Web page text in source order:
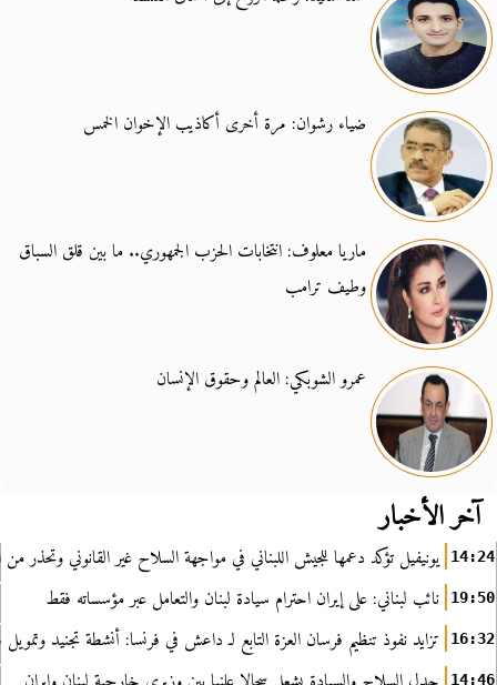
ضياء رشوان: مرة أخرى أكاذيب الإخوان الخمس
ماريا معلوف: انتخابات الحزب الجمهوري.. ما بين قلق السباق
وطيف ترامب
عمرو الشوبكي: العالم وحقوق الإنسان
آخر الأخبار
14:24 يونيفيل تؤكد دعمها للجيش اللبناني في مواجهة السلاح غير القانوني وتحذر من
19:50 نائب لبناني: على إيران احترام سيادة لبنان والتعامل عبر مؤسساته فقط
16:32 تزايد نفوذ تنظيم فرسان العزة التابع لـ داعش في فرنسا: أنشطة تجنيد
14:46